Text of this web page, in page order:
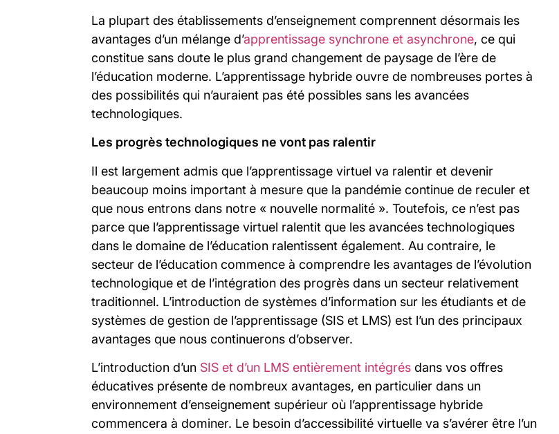
La plupart des établissements d’enseignement comprennent désormais les
avantages d’un mélange d’apprentissage synchrone et asynchrone, ce qui
constitue sans doute le plus grand changement de paysage de l’ère de
l’éducation moderne. L’apprentissage hybride ouvre de nombreuses portes à
des possibilités qui n’auraient pas été possibles sans les avancées
technologiques.
Les progrès technologiques ne vont pas ralentir
Il est largement admis que l’apprentissage virtuel va ralentir et devenir
beaucoup moins important à mesure que la pandémie continue de reculer et
que nous entrons dans notre « nouvelle normalité ». Toutefois, ce n’est pas
parce que l’apprentissage virtuel ralentit que les avancées technologiques
dans le domaine de l’éducation ralentissent également. Au contraire, le
secteur de l’éducation commence à comprendre les avantages de l’évolution
technologique et de l’intégration des progrès dans un secteur relativement
traditionnel. L’introduction de systèmes d’information sur les étudiants et de
systèmes de gestion de l’apprentissage (SIS et LMS) est l’un des principaux
avantages que nous continuerons d’observer.
L’introduction d’un SIS et d’un LMS entièrement intégrés dans vos offres
éducatives présente de nombreux avantages, en particulier dans un
environnement d’enseignement supérieur où l’apprentissage hybride
commencera à dominer. Le besoin d’accessibilité virtuelle va s’avérer être l’un